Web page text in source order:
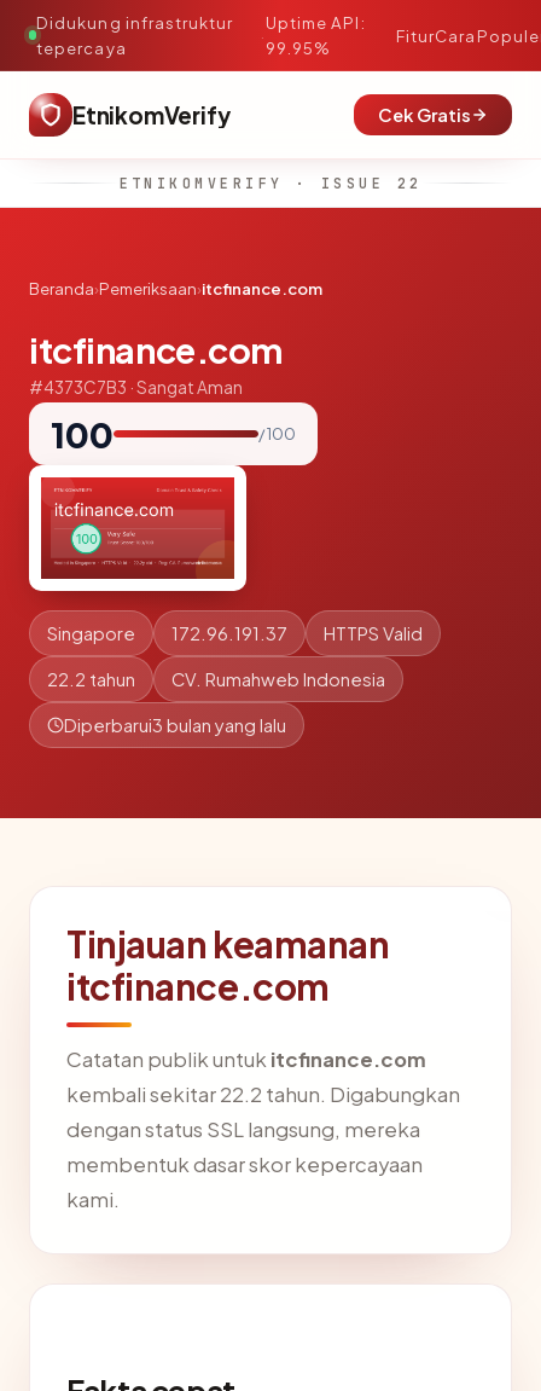
Didukung infrastruktur
tepercaya
·
Uptime API:
99.95%
FiturCara
EtnikomVerify Cek Gratis
ETNIKOMVERIFY · ISSUE 22
Beranda›Pemeriksaan›itcfinance.com
itcfinance.com
#4373C7B3 · Sangat Aman
100 / 100
Singapore 172.96.191.37 HTTPS Valid
22.2 tahun CV. Rumahweb Indonesia
Diperbarui3 bulan yang lalu
Tinjauan keamanan
itcfinance.com
Catatan publik untuk itcfinance.com
kembali sekitar 22.2 tahun. Digabungkan
dengan status SSL langsung, mereka
membentuk dasar skor kepercayaan
kami.